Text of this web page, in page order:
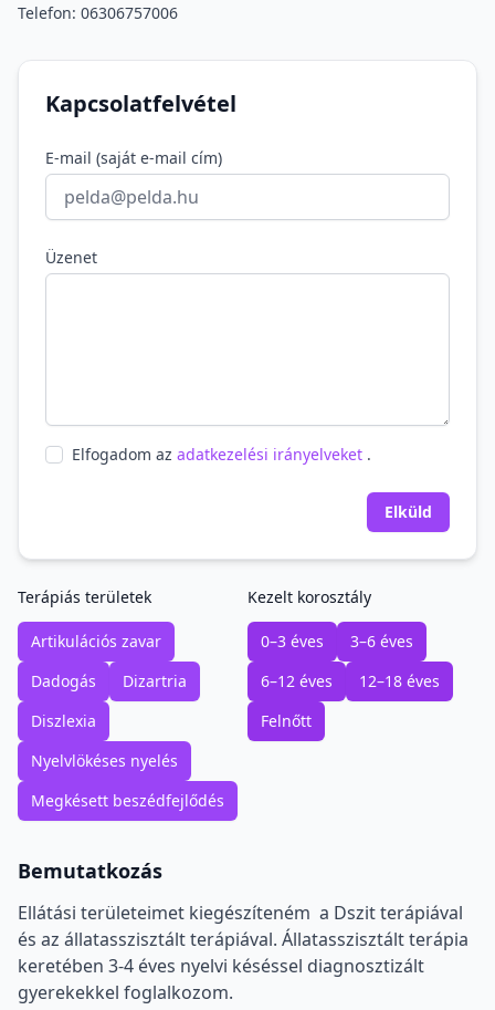
Telefon: 06306757006
Kapcsolatfelvétel
E-mail (saját e-mail cím)
Üzenet
Elfogadom az adatkezelési irányelveket .
Elküld
Terápiás területek
Artikulációs zavar
Dadogás
Dizartria
Diszlexia
Nyelvlökéses nyelés
Megkésett beszédfejlődés
Kezelt korosztály
0–3 éves
3–6 éves
6–12 éves
12–18 éves
Felnőtt
Bemutatkozás
Ellátási területeimet kiegészíteném a Dszit terápiával
és az állatasszisztált terápiával. Állatasszisztált terápia
keretében 3-4 éves nyelvi késéssel diagnosztizált
gyerekekkel foglalkozom.